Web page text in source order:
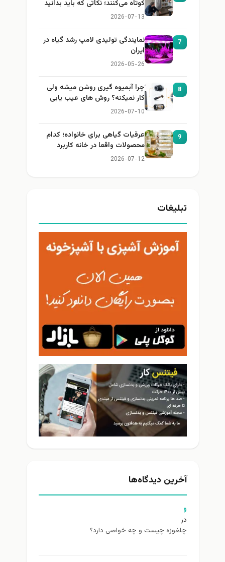
کوتاه می‌کنند؛ نکاتی که باید بدانید
2026-07-13
7
نمایندگی تولیدی لامپ رشد گیاه در
ایران
2026-05-26
8
چرا آبمیوه گیری روشن میشه ولی
کار نمیکنه؟ روش های عیب یابی
2026-07-10
9
عرقیات گیاهی برای خانواده؛ کدام
محصولات واقعا در خانه کاربرد
دارند؟
2026-07-12
تبلیغات
آخرین دیدگاه‌ها
و
در
چلغوزه چیست و چه خواصی دارد؟